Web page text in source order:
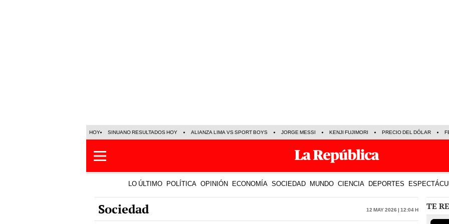
HOY SINUANO RESULTADOS HOY ALIANZA LIMA VS SPORT BOYS JORGE MESSI KENJI FUJIMORI PRECIO DEL DÓLAR
LO ÚLTIMO POLÍTICA OPINIÓN ECONOMÍA SOCIEDAD MUNDO CIENCIA DEPORTES
Sociedad 12 May 2026 | 12:04 h TE